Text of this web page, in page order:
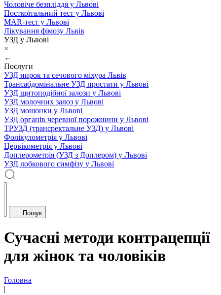
Чоловіче безпліддя у Львові
Посткоїтальний тест у Львові
MAR-тест у Львові
Лікування фімозу Львів
УЗД у Львові
×
←
Послуги
УЗД нирок та сечового міхура Львів
Трансабдомінальне УЗД простати у Львові
УЗД щитоподібної залози у Львові
УЗД молочних залоз у Львові
УЗД мошонки у Львові
УЗД органів черевної порожнини у Львові
ТРУЗД (трансректальне УЗД) у Львові
Фолікулометрія у Львові
Цервікометрія у Львові
Доплерометрія (УЗД з Доплером) у Львові
УЗД лобкового симфізу у Львові
Пошук
Сучаснi методи контрацепції
для жінок та чоловіків
Головна
|